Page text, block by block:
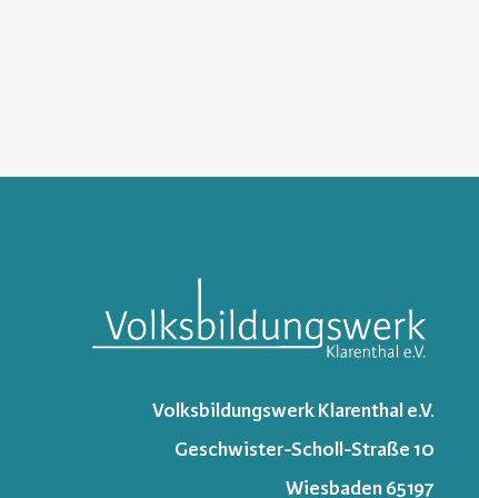
Volksbildungswerk Klarenthal e.V.
Geschwister-Scholl-Straße 10
65197 Wiesbaden